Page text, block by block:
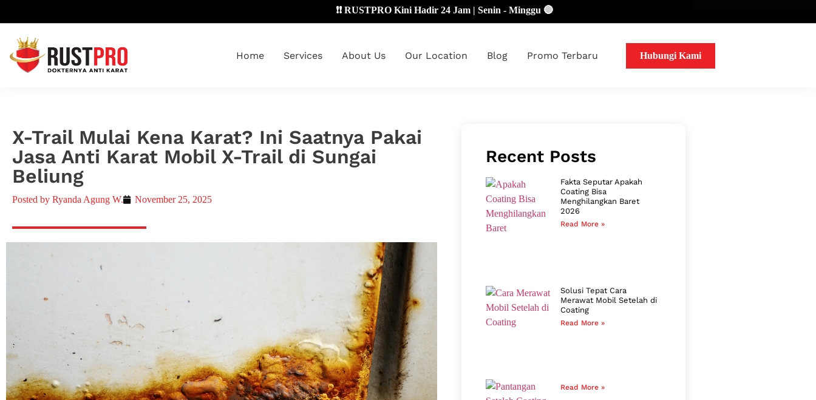
❗❗ RUSTPRO Kini Hadir 24 Jam | Senin - Minggu 🔴
Home Services About Us Our Location Blog Promo Terbaru Hubungi Kami
X-Trail Mulai Kena Karat? Ini Saatnya Pakai
Jasa Anti Karat Mobil X-Trail di Sungai
Beliung
Posted by Ryanda Agung W. November 25, 2025
Recent Posts
Fakta Seputar Apakah
Coating Bisa
Menghilangkan Baret
2026
Read More »
Solusi Tepat Cara
Merawat Mobil Setelah di
Coating
Read More »
Read More »